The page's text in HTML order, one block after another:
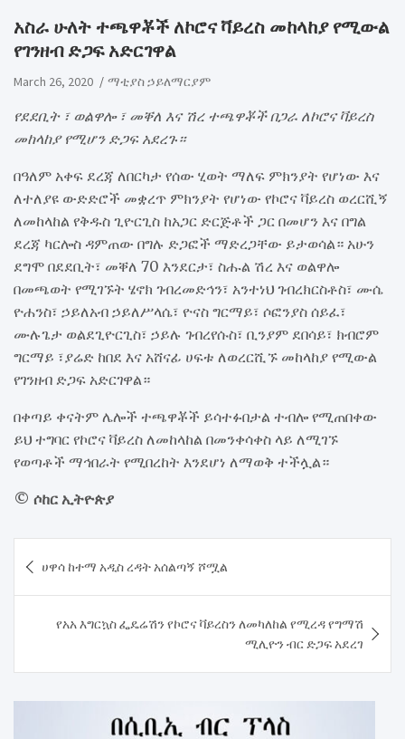
አስራ ሁለት ተጫዋቾች ለኮሮና ቫይረስ መከላከያ የሚውል
የገንዘብ ድጋፍ አድርገዋል
March 26, 2020 ማቲያስ ኃይለማርያም
የደደቢት ፣ ወልዋሎ ፣ መቐለ እና ሽረ ተጫዋቾች በጋራ ለኮሮና ቫይረስ
መከላከያ የሚሆን ድጋፍ አደረጉ።
በዓለም አቀፍ ደረጃ ለበርካታ የሰው ሂወት ማለፍ ምክንያት የሆነው እና
ለተለያዩ ውድድሮች መቋረጥ ምክንያት የሆነው የኮሮና ቫይረስ ወረርሺኝ
ለመከላከል የቅዱስ ጊዮርጊስ ከአጋር ድርጅቶች ጋር በመሆን እና በግል
ደረጃ ካርሎስ ዳምጠው በግሉ ድጋፎች ማድረጋቸው ይታወሳል። አሁን
ደግሞ በደደቢት፣ መቐለ 70 እንደርታ፣ ስሑል ሽረ እና ወልዋሎ
በመጫወት የሚገኙት ሄኖክ ገብረመድኅን፣ አንተነህ ገብረክርስቶስ፣ ሙሴ
ዮሐንስ፣ ኃይለአብ ኃይለሥላሴ፣ ዮናስ ግርማይ፣ ሶፎንያስ ሰይፈ፣
ሙሉጌታ ወልደጊዮርጊስ፣ ኃይሉ ገብረየሱስ፣ ቢንያም ደበሳይ፣ ክብሮም
ግርማይ ፣ያሬድ ከበደ እና አሸናፊ ሀፍቱ ለወረርሺኙ መከላከያ የሚውል
የገንዘብ ድጋፍ አድርገዋል።
በቀጣይ ቀናትም ሌሎች ተጫዋቾች ይሳተፉበታል ተብሎ የሚጠበቀው
ይህ ተግባር የኮሮና ቫይረስ ለመከላከል በመንቀሳቀስ ላይ ለሚገኙ
የወጣቶች ማኅበራት የሚበረከት እንደሆነ ለማወቅ ተችሏል።
© ሶከር ኢትዮጵያ
navigation
ሀዋሳ ከተማ አዲስ ረዳት አሰልጣኝ ሾሟል
የአአ እግርኳስ ፌዴሬሽን የኮሮና ቫይረስን ለመካለከል የሚረዳ የግማሽ
ሚሊዮን ብር ድጋፍ አደረገ